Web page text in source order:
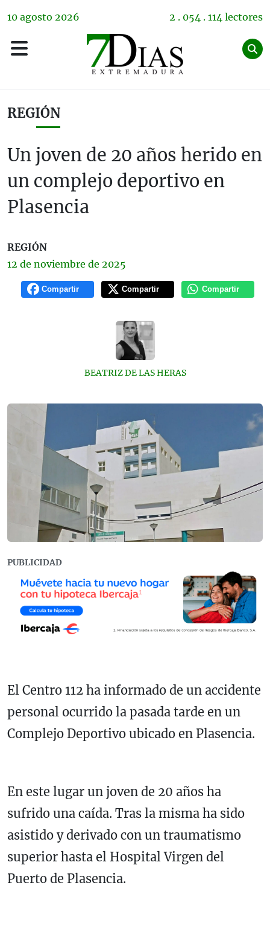
10 agosto 2026 2 . 054 . 114 lectores
REGIÓN
Un joven de 20 años herido en
un complejo deportivo en
Plasencia
REGIÓN
12 de noviembre de 2025
Compartir Compartir Compartir
BEATRIZ DE LAS HERAS
PUBLICIDAD
El Centro 112 ha informado de un accidente
personal ocurrido la pasada tarde en un
Complejo Deportivo ubicado en Plasencia.
En este lugar un joven de 20 años ha
sufrido una caída. Tras la misma ha sido
asistido y derivado con un traumatismo
superior hasta el Hospital Virgen del
Puerto de Plasencia.